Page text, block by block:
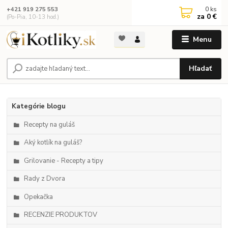
Menu
Hľadať
+421 919 275 553
(Po-Pia, 10-13 hod.)
0 ks
za 0 €
Kategórie blogu
Recepty na guláš
Aký kotlík na guláš?
Grilovanie - Recepty a tipy
Rady z Dvora
Opekačka
RECENZIE PRODUKTOV